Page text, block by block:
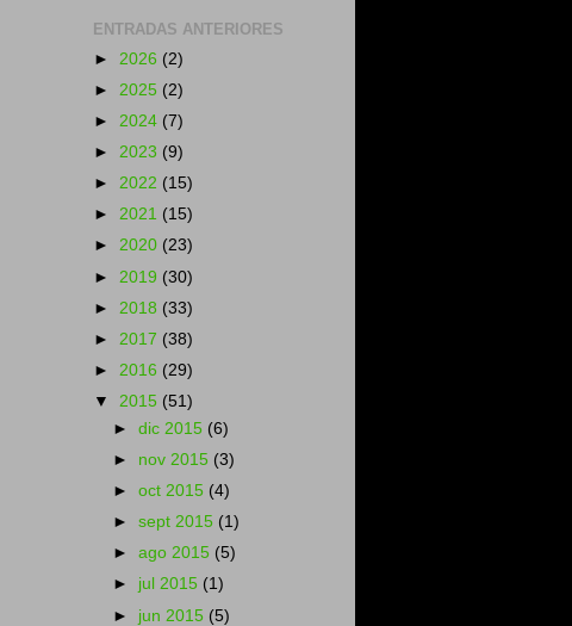
ENTRADAS ANTERIORES
► 2026 (2)
► 2025 (2)
► 2024 (7)
► 2023 (9)
► 2022 (15)
► 2021 (15)
► 2020 (23)
► 2019 (30)
► 2018 (33)
► 2017 (38)
► 2016 (29)
▼ 2015 (51)
►dic 2015 (6)
► nov 2015 (3)
►oct 2015 (4)
►sept 2015 (1)
►ago 2015 (5)
► jul 2015 (1)
► jun 2015 (5)